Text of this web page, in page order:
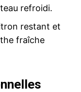
refroidi.
restant et
fraîche